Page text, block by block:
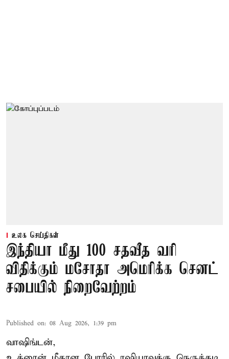
உலக செய்திகள்
இந்தியா மீது 100 சதவீத வரி
விதிக்கும் மசோதா அமெரிக்க செனட்
சபையில் நிறைவேற்றம்
Published on: 08 Aug 2026, 1:39 pm
வாஷிங்டன்,